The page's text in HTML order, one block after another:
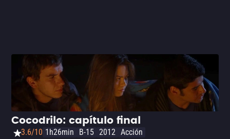
Cocodrilo: capítulo final
3.6/10 1h26min B-15 2012 Acción